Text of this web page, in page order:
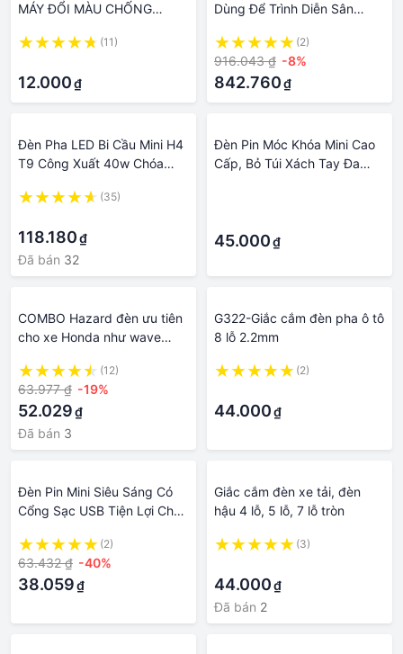
MÁY ĐỔI MÀU CHỐNG
THÁNG
(11)
12.000₫
Dùng Để Trình Diễn Sân
(2)
916.043 ₫ -8%
842.760₫
Đèn Pha LED Bi Cầu Mini H4
T9 Công Xuất 40w Chóa
(35)
118.180₫
Đã bán 32
Đèn Pin Móc Khóa Mini Cao
Cấp, Bỏ Túi Xách Tay Đa
45.000₫
COMBO Hazard đèn ưu tiên
cho xe Honda như wave
Winner, SH,... (12)
63.977 ₫ -19%
52.029₫
Đã bán 3
G322-Giắc cắm đèn pha ô tô
8 lỗ 2.2mm
(2)
44.000₫
Đèn Pin Mini Siêu Sáng Có
Cổng Sạc USB Tiện Lợi Cho
(2)
63.432 ₫ -40%
38.059₫
Giắc cắm đèn xe tải, đèn
hậu 4 lỗ, 5 lỗ, 7 lỗ tròn
(3)
44.000₫
Đã bán 2